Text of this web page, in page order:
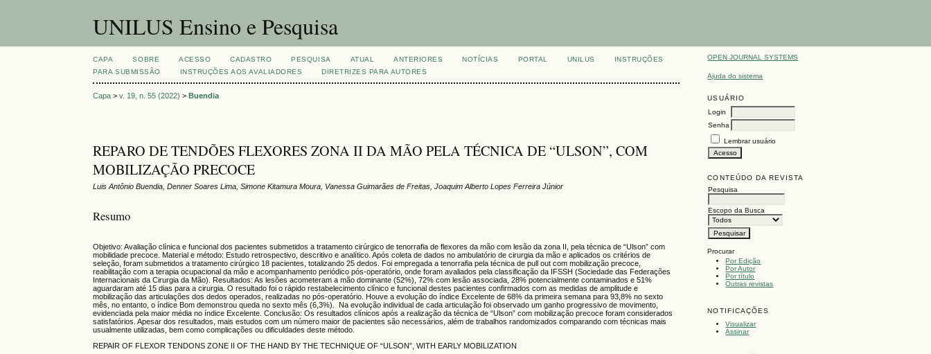
UNILUS Ensino e Pesquisa
OPEN JOURNAL SYSTEMS
Ajuda do sistema
USUÁRIO
Login
Senha
Lembrar usuário
CONTEÚDO DA REVISTA
Pesquisa
Escopo da Busca
Procurar
Por Edição
Por Autor
Por título
Outras revistas
NOTIFICAÇÕES
Visualizar
Assinar
CAPA SOBRE ACESSO CADASTRO PESQUISA ATUAL ANTERIORES NOTÍCIAS PORTAL UNILUS
INSTRUÇÕES
PARA SUBMISSÃO
INSTRUÇÕES AOS AVALIADORES DIRETRIZES PARA AUTORES
Capa >v. 19, n. 55 (2022) >Buendia
REPARO DE TENDÕES FLEXORES ZONA II DA MÃO PELA TÉCNICA DE “ULSON”, COM
MOBILIZAÇÃO PRECOCE
Luis Antônio Buendia, Denner Soares Lima, Simone Kitamura Moura, Vanessa Guimarães de Freitas, Joaquim Alberto Lopes Ferreira Júnior
Resumo
Objetivo: Avaliação clínica e funcional dos pacientes submetidos a tratamento cirúrgico de tenorrafia de flexores da mão com lesão da zona II, pela técnica de “Ulson” com
mobilidade precoce. Material e método: Estudo retrospectivo, descritivo e analítico. Após coleta de dados no ambulatório de cirurgia da mão e aplicados os critérios de
seleção, foram submetidos a tratamento cirúrgico 18 pacientes, totalizando 25 dedos. Foi empregada a tenorrafia pela técnica de pull out com mobilização precoce,
reabilitação com a terapia ocupacional da mão e acompanhamento periódico pós-operatório, onde foram avaliados pela classificação da IFSSH (Sociedade das Federações
Internacionais da Cirurgia da Mão). Resultados: As lesões acometeram a mão dominante (52%), 72% com lesão associada, 28% potencialmente contaminados e 51%
aguardaram até 15 dias para a cirurgia. O resultado foi o rápido restabelecimento clínico e funcional destes pacientes confirmados com as medidas de amplitude e
mobilização das articulações dos dedos operados, realizadas no pós-operatório. Houve a evolução do índice Excelente de 68% da primeira semana para 93,8% no sexto
mês, no entanto, o índice Bom demonstrou queda no sexto mês (6,3%). Na evolução individual de cada articulação foi observado um ganho progressivo de movimento,
evidenciada pela maior média no índice Excelente. Conclusão: Os resultados clínicos após a realização da técnica de “Ulson” com mobilização precoce foram considerados
satisfatórios. Apesar dos resultados, mais estudos com um número maior de pacientes são necessários, além de trabalhos randomizados comparando com técnicas mais
usualmente utilizadas, bem como complicações ou dificuldades deste método.
REPAIR OF FLEXOR TENDONS ZONE II OF THE HAND BY THE TECHNIQUE OF “ULSON”, WITH EARLY MOBILIZATION